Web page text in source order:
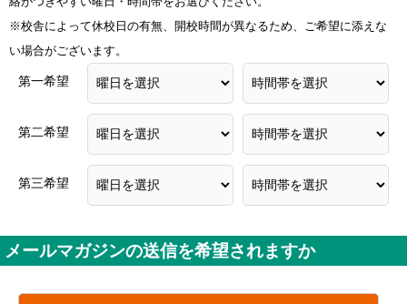
※校舎によって休校日の有無、開校時間が異なるため、ご希望に添えな
い場合がございます。
第一希望
第二希望
第三希望
メールマガジンの送信を希望されますか